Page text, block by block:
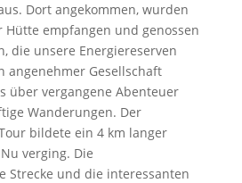
Dort angekommen, wurden
empfangen und genossen
die unsere Energiereserven
angenehmer Gesellschaft
über vergangene Abenteuer
Wanderungen. Der
bildete ein 4 km langer
verging. Die
Strecke und die interessanten